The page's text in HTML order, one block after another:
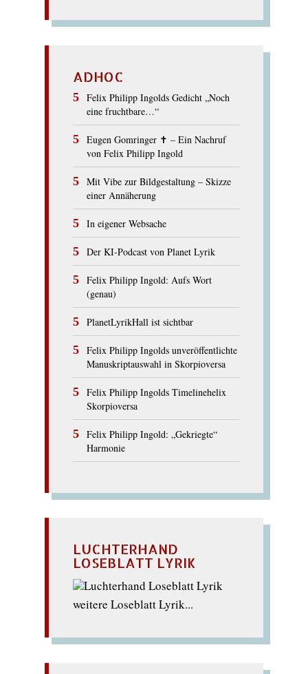
ADHOC
Felix Philipp Ingolds Gedicht „Noch
eine fruchtbare…“
Eugen Gomringer ✝︎ – Ein Nachruf
von Felix Philipp Ingold
Mit Vibe zur Bildgestaltung – Skizze
einer Annäherung
In eigener Websache
Der KI-Podcast von Planet Lyrik
Felix Philipp Ingold: Aufs Wort
(genau)
PlanetLyrikHall ist sichtbar
Felix Philipp Ingolds unveröffentlichte
Manuskriptauswahl in Skorpioversa
Felix Philipp Ingolds Timelinehelix
Skorpioversa
Felix Philipp Ingold: „Gekriegte“
Harmonie
LUCHTERHAND
LOSEBLATT LYRIK
weitere Loseblatt Lyrik...